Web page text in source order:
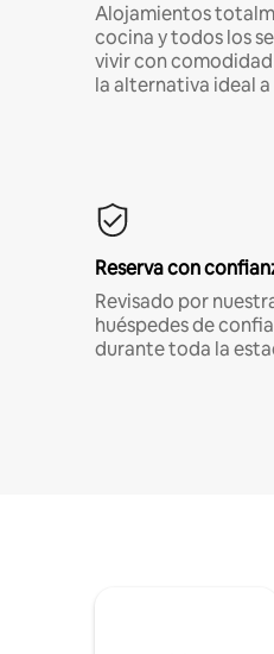
Alojamientos
cocina y todos los
vivir con comodidad
la alternativa ideal
Reserva con
Revisado por
huéspedes de
durante toda la